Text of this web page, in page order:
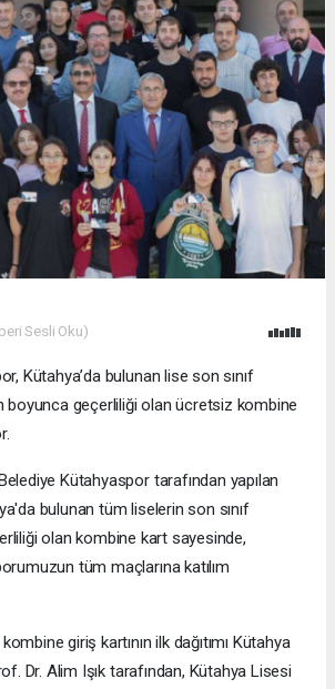
Sesli Oku)
Kütahya’da bulunan lise son sınıf
boyunca geçerliliği olan ücretsiz kombine
Kütahyaspor tarafından yapılan
bulunan tüm liselerin son sınıf
olan kombine kart sayesinde,
tüm maçlarına katılım
giriş kartının ilk dağıtımı Kütahya
Dr. Alim Işık tarafından, Kütahya Lisesi